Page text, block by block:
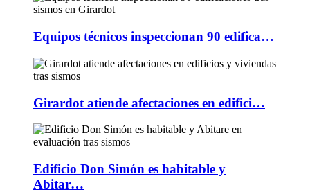
Equipos técnicos inspeccionan 90 edifica…
Girardot atiende afectaciones en edifici…
Edificio Don Simón es habitable y
Abitar…